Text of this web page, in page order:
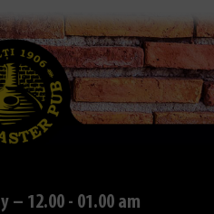
– 12.00 - 01.00 am